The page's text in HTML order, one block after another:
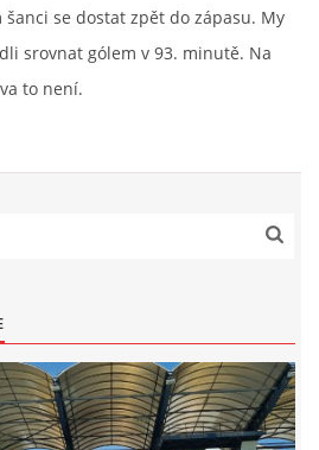
ičo 27005305
/ 0800
se dostat zpět do zápasu. My
srovnat gólem v 93. minutě. Na
to není.